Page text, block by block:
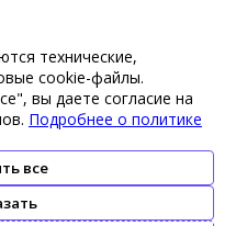
характер
материалов
элементов дизайна и
данных
видеонаблюдения
данных
технические,
сооkіе-файлы.
вы даете согласие на
Подробнее о политике
все